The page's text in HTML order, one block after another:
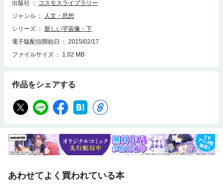
出版社
コスモスライブラリー
ジャンル
人文・思想
シリーズ
新しい宇宙像・下
電子版配信開始日
2015/02/17
ファイルサイズ
1.02 MB
作品をシェアする
あわせてよく買われている本